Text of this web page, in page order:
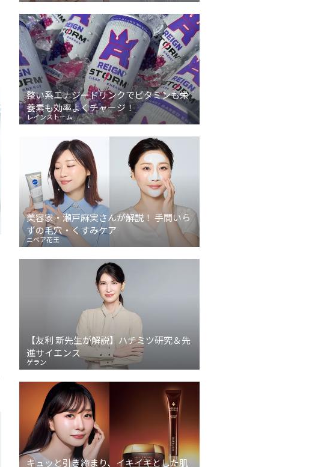
整い系エナジードリンクでビタミンも栄
養素も効率よくチャージ！
レインストーム
美容家・瀬戸麻実さんが解説！ 手間いら
ずの毛穴・くすみケア
ニベア花王
【友利 新先生が解説】ハチミツ研究＆先
進サイエンス
ゲラン
キュッと引き締まり、イキイキとした肌